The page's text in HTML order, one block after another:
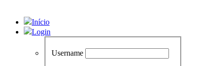
Início
Login
Username